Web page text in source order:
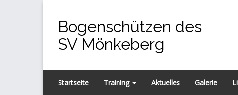
springenBogenschützen des
SV Mönkeberg
Startseite Training Aktuelles Galerie